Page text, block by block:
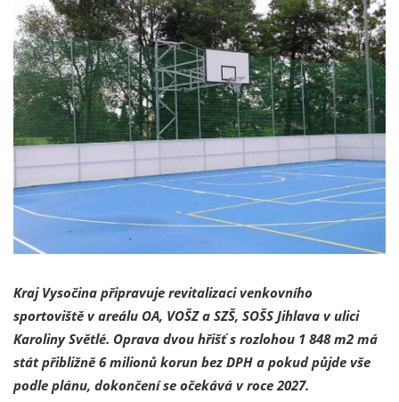
Kraj Vysočina připravuje revitalizaci venkovního
sportoviště v areálu OA, VOŠZ a SZŠ, SOŠS Jihlava v ulici
Karoliny Světlé. Oprava dvou hřišť s rozlohou 1 848 m2 má
stát přibližně 6 milionů korun bez DPH a pokud půjde vše
podle plánu, dokončení se očekává v roce 2027.